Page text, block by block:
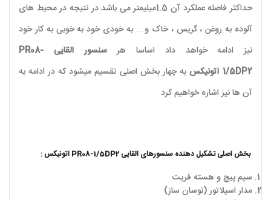
حداکثر فاصله عملکرد آن 1.5میلیمتر می باشد در نتیجه در محیط های
آلوده به روغن ، گریس ، خاک و… به خودی خود به خوبی به کار خود
نیز ادامه خواهد داد اساسا هر
سنسور القایی PR08-
1/5DP2 آتونیکس به چهار بخش اصلی تقسیم میشود که در ادامه به
آن ها نیز اشاره خواهیم کرد
بخش اصلی تشکیل دهنده سنسورهای القایی PR08-1/5DP2 آتونیکس :
سیم پیچ و هسته فریت
مدار اسیلاتور (نوسان ساز)